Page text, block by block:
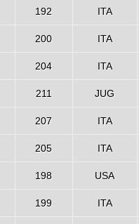
192 ITA
200 ITA
204 ITA
211 JUG
207 ITA
205 ITA
198 USA
199 ITA